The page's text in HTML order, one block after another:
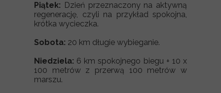
Piątek: Dzień przeznaczony na aktywną
regenerację, czyli na przykład spokojna,
krótka wycieczka.
Sobota: 20 km długie wybieganie.
Niedziela: 6 km spokojnego biegu + 10 x
100 metrów z przerwą 100 metrów w
marszu.